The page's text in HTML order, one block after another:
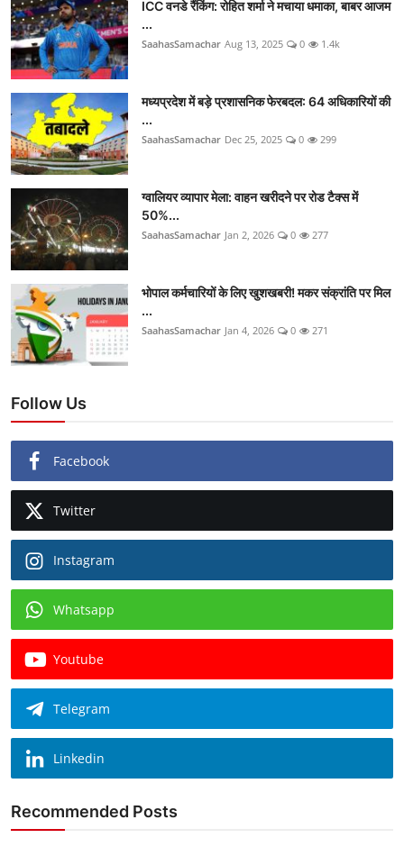
ICC वनडे रैंकिंग: रोहित शर्मा ने मचाया धमाका, बाबर आजम
...
SaahasSamachar Aug 13, 2025 0 1.4k
मध्यप्रदेश में बड़े प्रशासनिक फेरबदल: 64 अधिकारियों की
...
SaahasSamachar Dec 25, 2025 0 299
ग्वालियर व्यापार मेला: वाहन खरीदने पर रोड टैक्स में
50%...
SaahasSamachar Jan 2, 2026 0 277
भोपाल कर्मचारियों के लिए खुशखबरी! मकर संक्रांति पर मिल
...
SaahasSamachar Jan 4, 2026 0 271
Follow Us
Facebook
Twitter
Instagram
Whatsapp
Youtube
Telegram
Linkedin
Recommended Posts